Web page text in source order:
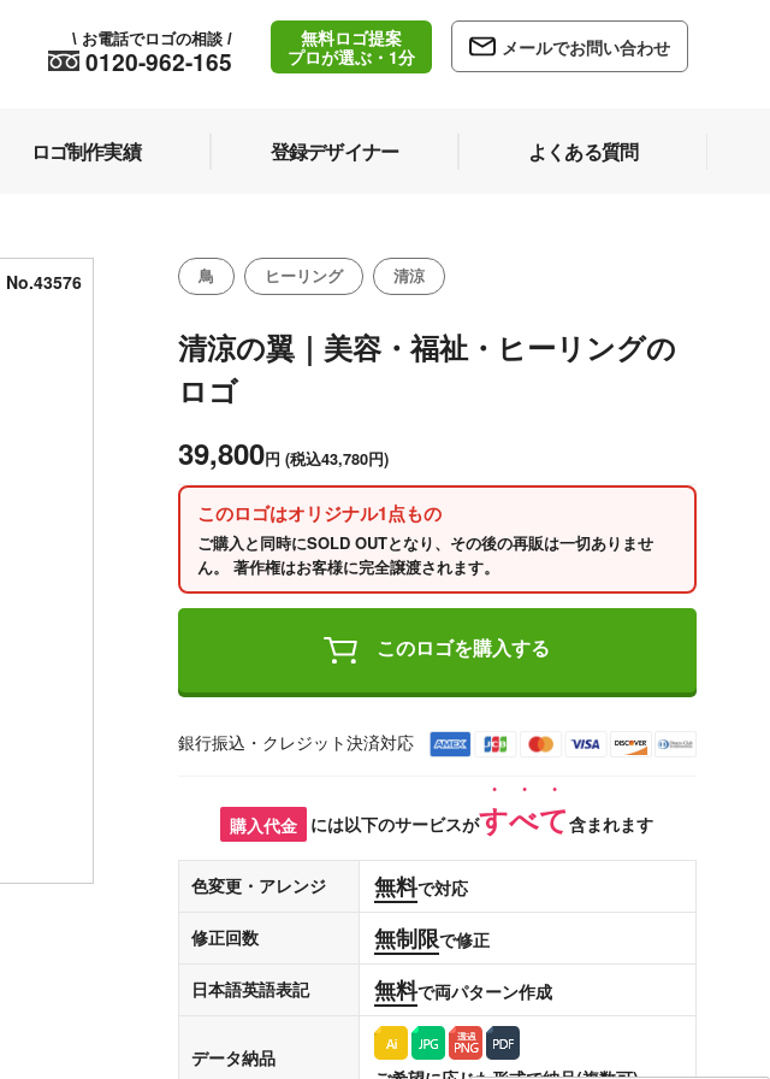
0120-962-165
\ お電話でロゴの相談 /
無料ロゴ提案
プロが選ぶ・1分
メールでお問い合わせ
ロゴ制作実績 登録デザイナー よくある質問
No.43576 鳥 ヒーリング 清涼
清涼の翼｜美容・福祉・ヒーリングの
ロゴ
39,800円 (税込43,780円)
このロゴはオリジナル1点もの
ご購入と同時にSOLD OUTとなり、その後の再販は一切ありませ
ん。 著作権はお客様に完全譲渡されます。
このロゴを購入する
銀行振込・クレジット決済対応
購入代金 には以下のサービスがすべて含まれます
色変更・アレンジ 無料で対応
修正回数 無制限で修正
日本語英語表記 無料で両パターン作成
データ納品